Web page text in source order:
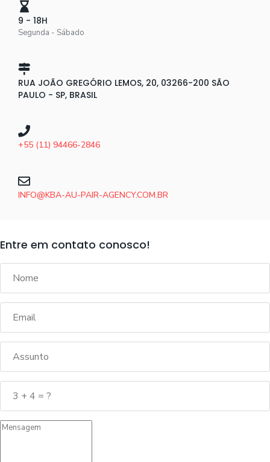
9 - 18H
Segunda - Sábado
RUA JOÃO GREGÓRIO LEMOS, 20, 03266-200 SÃO
PAULO - SP, BRASIL
+55 (11) 94466-2846
INFO@KBA-AU-PAIR-AGENCY.COM.BR
Entre em contato conosco!